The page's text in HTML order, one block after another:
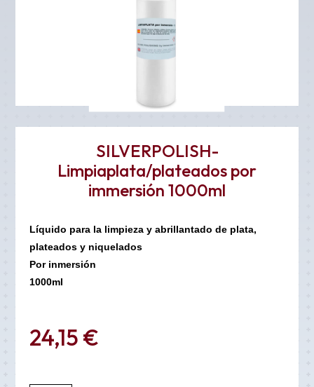
SILVERPOLISH-
Limpiaplata/plateados por
immersión 1000ml
Líquido para la limpieza y abrillantado de plata,
plateados y niquelados
Por inmersión
1000ml
24,15 €